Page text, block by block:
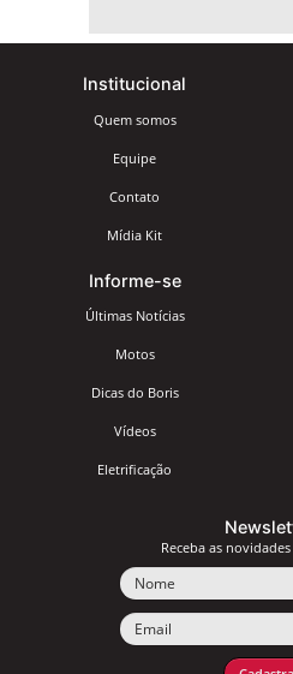
Institucional
Quem somos
Equipe
Contato
Mídia Kit
Informe-se
Últimas Notícias
Motos
Dicas do Boris
Vídeos
Eletrificação
Receba as